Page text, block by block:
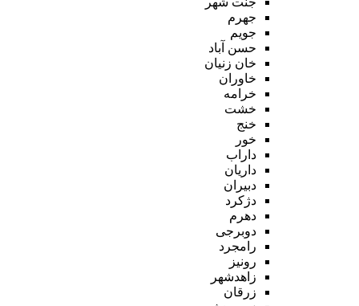
جهرم
جویم
حسن آباد
خان زنیان
خاوران
خرامه
خشت
خنج
خور
داراب
داریان
دبیران
دژکرد
دهرم
دوبرجی
رامجرد
رونیز
زاهدشهر
زرقان